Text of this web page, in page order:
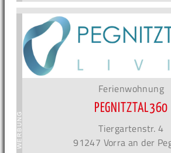
Ferienwohnung
PEGNITZTAL360
Tiergartenstr. 4
91247 Vorra an der